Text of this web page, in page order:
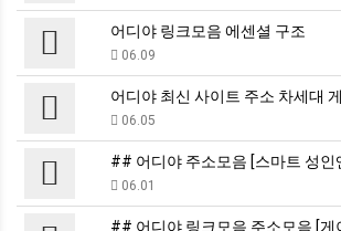
어디야 링크모음 에센셜 구조
06.09
어디야 최신 사이트 주소 차세대
06.05
## 어디야 주소모음 [스마트 성인
06.01
## 어디야 링크모음 주소모음 [게